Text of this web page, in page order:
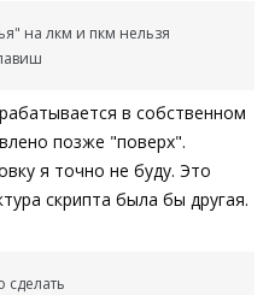
на лкм и пкм нельзя
в собственном
позже "поверх".
я точно не буду. Это
скрипта была бы другая.